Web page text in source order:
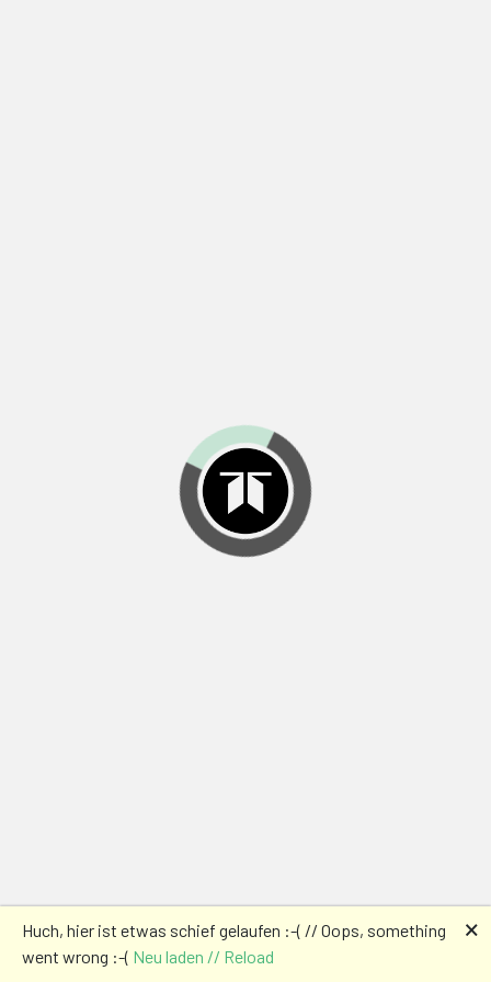
Huch, hier ist etwas schief gelaufen :-( // Oops, something
went wrong :-( Neu laden // Reload
🗙